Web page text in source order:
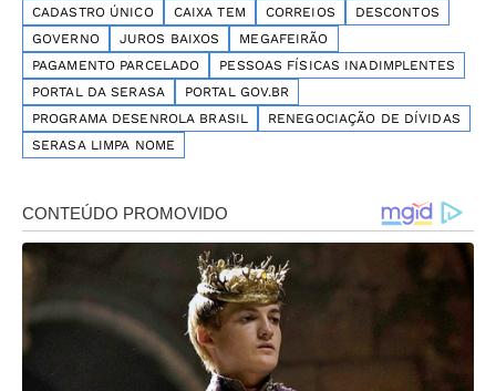
CADASTRO ÚNICO CAIXA TEM CORREIOS
DESCONTOS
GOVERNO
JUROS BAIXOS
MEGAFEIRÃO
PAGAMENTO PARCELADO
PESSOAS FÍSICAS INADIMPLENTES
PORTAL DA SERASA
PORTAL GOV.BR
PROGRAMA DESENROLA BRASIL
RENEGOCIAÇÃO DE DÍVIDAS
SERASA LIMPA NOME